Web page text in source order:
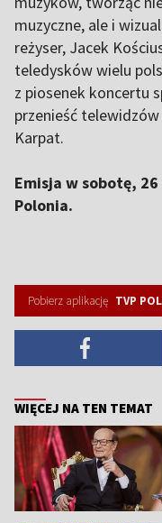
muzyczne, ale i
reżyser, Jacek
teledysków wielu
z piosenek koncertu
przenieść
Karpat.
Emisja w sobotę,
Polonia.
Pobierz aplikację TVP
WIĘCEJ NA TEN TEMAT